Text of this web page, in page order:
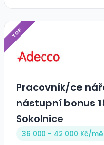
TOP
Pracovník/ce
nástupní bonus
Sokolnice
36 000 - 42 000 Kč/